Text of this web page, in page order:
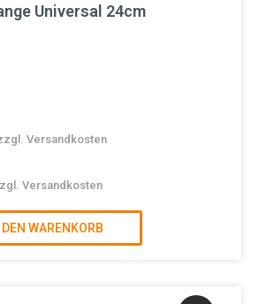
Universal 24cm
Versandkosten
Versandkosten
WARENKORB